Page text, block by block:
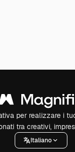
per realizzare i
tra creativi,
Italiano